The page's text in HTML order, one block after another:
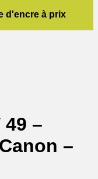
d'encre à prix
49 –
–